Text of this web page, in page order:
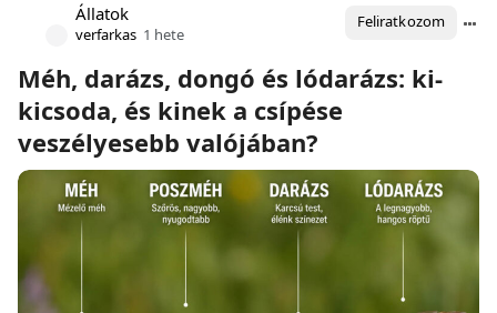
Állatok
verfarkas 1 hete
Feliratkozom
Méh, darázs, dongó és lódarázs: ki-
kicsoda, és kinek a csípése
veszélyesebb valójában?